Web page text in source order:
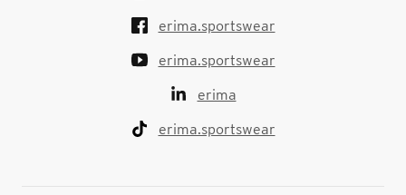
erima.sportswear
erima.sportswear
erima
erima.sportswear